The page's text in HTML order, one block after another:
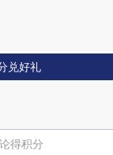
兑好礼
得积分